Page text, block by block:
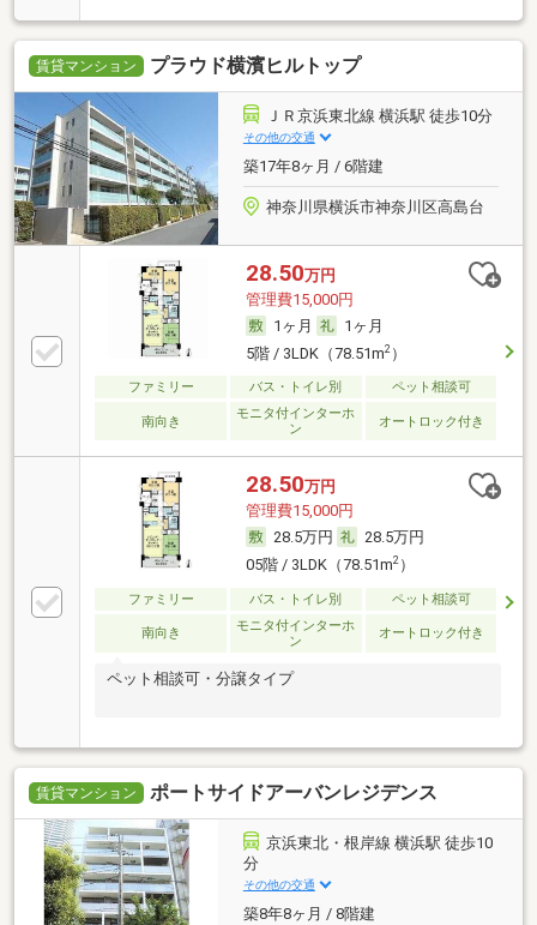
賃貸マンション プラウド横濱ヒルトップ
ＪＲ京浜東北線 横浜駅 徒歩10分
その他の交通
築17年8ヶ月 / 6階建
神奈川県横浜市神奈川区高島台
28.50万円
管理費15,000円
1ヶ月
1ヶ月
5階 / 3LDK（78.51m2）
ファミリー バス・トイレ別 ペット相談可
南向き
モニタ付インターホ
ン
オートロック付き
28.50万円
管理費15,000円
28.5万円
28.5万円
05階 / 3LDK（78.51m2）
ファミリー バス・トイレ別 ペット相談可
南向き
モニタ付インターホ
ン
オートロック付き
ペット相談可・分譲タイプ
賃貸マンション ポートサイドアーバンレジデンス
京浜東北・根岸線 横浜駅 徒歩10
分
その他の交通
築8年8ヶ月 / 8階建